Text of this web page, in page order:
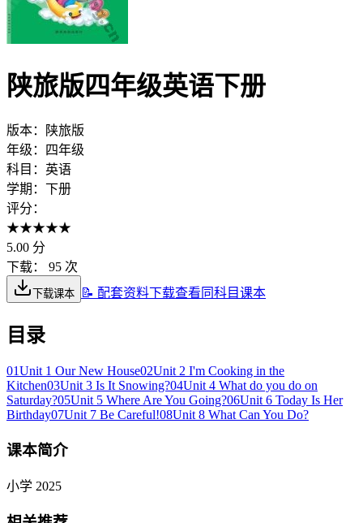
陕旅版四年级英语下册
版本：
陕旅版
年级：
四年级
科目： 英语
学期： 下册
评分：
★★★★★
5.00 分
下载：
95 次
下载课本 📝 配套资料下载查看同科目课本
目录
01Unit 1 Our New House02Unit 2 I'm Cooking in the
Kitchen03Unit 3 Is It Snowing?04Unit 4 What do you do on
Saturday?05Unit 5 Where Are You Going?06Unit 6 Today Is Her
Birthday07Unit 7 Be Careful!08Unit 8 What Can You Do?
课本简介
小学 2025